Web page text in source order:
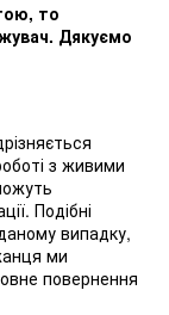
то
Дякуємо
з живими
Подібні
випадку,
ми
повернення